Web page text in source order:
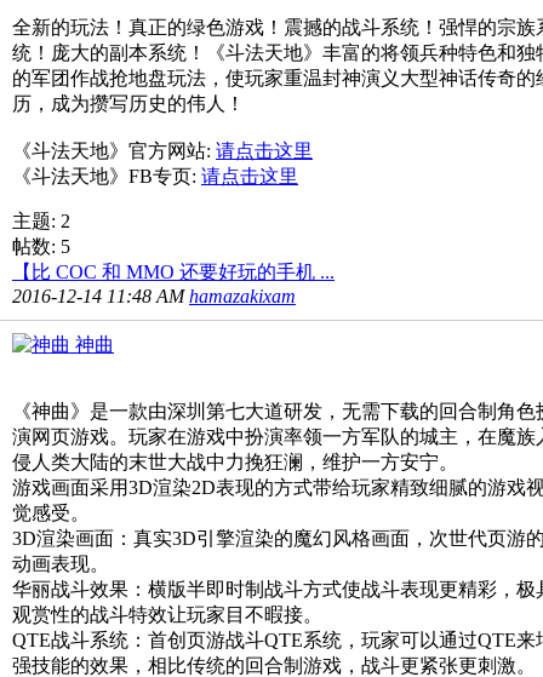
全新的玩法！真正的绿色游戏！震撼的战斗系统！强悍的宗族
统！庞大的副本系统！《斗法天地》丰富的将领兵种特色和独
的军团作战抢地盘玩法，使玩家重温封神演义大型神话传奇的
历，成为攒写历史的伟人！
《斗法天地》官方网站: 请点击这里
《斗法天地》FB专页: 请点击这里
主题: 2
帖数: 5
【比 COC 和 MMO 还要好玩的手机 ...
2016-12-14 11:48 AMhamazakixam
神曲
《神曲》是一款由深圳第七大道研发，无需下载的回合制角色
演网页游戏。玩家在游戏中扮演率领一方军队的城主，在魔族
侵人类大陆的末世大战中力挽狂澜，维护一方安宁。
游戏画面采用3D渲染2D表现的方式带给玩家精致细腻的游戏
觉感受。
3D渲染画面：真实3D引擎渲染的魔幻风格画面，次世代页游
动画表现。
华丽战斗效果：横版半即时制战斗方式使战斗表现更精彩，极
观赏性的战斗特效让玩家目不暇接。
QTE战斗系统：首创页游战斗QTE系统，玩家可以通过QTE来
强技能的效果，相比传统的回合制游戏，战斗更紧张更刺激。